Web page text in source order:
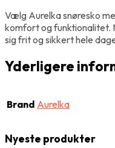
Vælg Aurelka snøresko
komfort og funktionalitet.
sig frit og sikkert hele
Yderligere
Brand Aurelka
Nyeste produkter